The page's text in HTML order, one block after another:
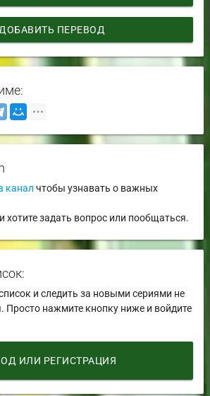
ДОБАВИТЬ ПЕРЕВОД
канал чтобы узнавать о важных
хотите задать вопрос или пообщаться.
и следить за новыми сериями не
Просто нажмите кнопку ниже и войдите
ИЛИ РЕГИСТРАЦИЯ